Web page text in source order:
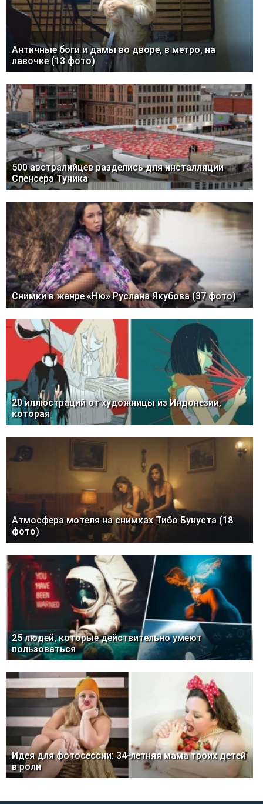
Античные боги и дамы во дворе, в метро, на
лавочке (13 фото)
500 австралийцев разделись для инсталляции
Спенсера Туника
Снимки в жанре «Ню» Руслана Якубова (37 фото)
20 иллюстраций от художницы из Индонезии,
которая
Атмосфера мотеля на снимках Тибо Бунуста (18
фото)
25 людей, которые действительно умеют
пользоваться
Идея для фотосессии: 34-летняя мама троих детей
в роли